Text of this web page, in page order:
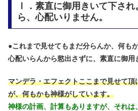
Ⅰ．素直に御用きいて下され
ら、心配いりません。
●これまで見せてもまだ分らんか、何も
心配いらんから慾出さずに、素直に御用
マンデラ・エフェクトここまで見せて
が、何もかも神様がしています。
神様の計画、計算もありますが、それは